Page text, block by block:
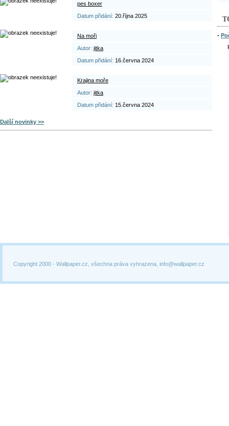
pes boxer
Datum přidání: 20.října 2025
Na moři
Autor: jitka
Datum přidání: 16.června 2024
Krajina moře
Autor: jitka
Datum přidání: 15.června 2024
Další novinky >>
-
Copyright 2000 - Wallpaper.cz, všechna práva vyhrazena, info@wallpaper.cz